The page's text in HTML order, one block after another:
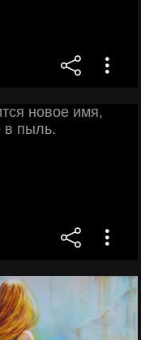
нoвoe имя,
в пыль.